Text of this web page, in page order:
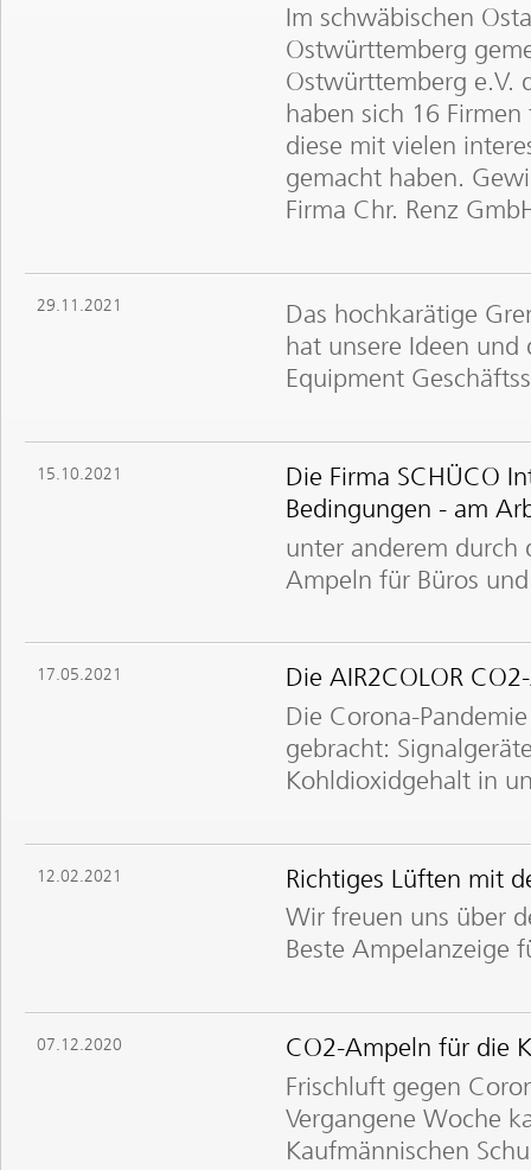
Im schwäbischen
Ostwürttemberg
Ostwürttemberg e.V.
haben sich 16
diese mit vielen
gemacht haben.
Firma Chr. Renz
29.11.2021
Das hochkarätige
hat unsere Ideen
Equipment
15.10.2021
Die Firma SCHÜCO
Bedingungen - am
unter anderem durch
Ampeln für Büros
17.05.2021
Die AIR2COLOR
Die Corona-
gebracht:
Kohldioxidgehalt in
12.02.2021
Richtiges Lüften mit
Wir freuen uns über
Beste Ampelanzeige
07.12.2020
CO2-Ampeln für die
Frischluft gegen
Vergangene Woche
Kaufmännischen